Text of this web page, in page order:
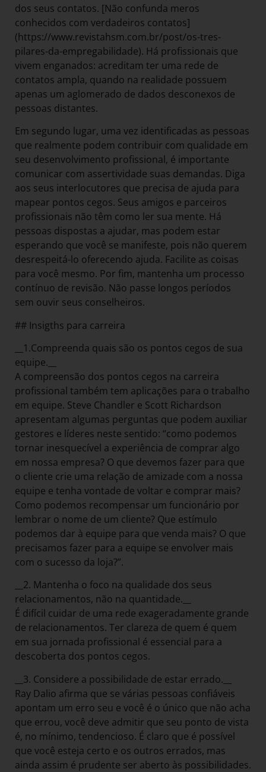
dos seus contatos. [Não confunda meros
conhecidos com verdadeiros contatos]
(https://www.revistahsm.com.br/post/os-tres-
pilares-da-empregabilidade). Há profissionais que
vivem enganados: acreditam ter uma rede de
contatos ampla, quando na realidade possuem
apenas um aglomerado de dados desconexos de
pessoas distantes.
Em segundo lugar, uma vez identificadas as pessoas
que realmente podem contribuir com qualidade em
seu desenvolvimento profissional, é importante
comunicar com assertividade suas demandas. Diga
aos seus interlocutores que precisa de ajuda para
mapear pontos cegos. Seus amigos e parceiros
profissionais não têm como ler sua mente. Há
pessoas dispostas a ajudar, mas podem estar
esperando que você se manifeste, pois não querem
desrespeitá-lo oferecendo ajuda. Facilite as coisas
para você mesmo. Por fim, mantenha um processo
contínuo de revisão. Não passe longos períodos
sem ouvir seus conselheiros.
## Insigths para carreira
__1.Compreenda quais são os pontos cegos de sua
equipe.__
A compreensão dos pontos cegos na carreira
profissional também tem aplicações para o trabalho
em equipe. Steve Chandler e Scott Richardson
apresentam algumas perguntas que podem auxiliar
gestores e líderes neste sentido: “como podemos
tornar inesquecível a experiência de comprar algo
em nossa empresa? O que devemos fazer para que
o cliente crie uma relação de amizade com a nossa
equipe e tenha vontade de voltar e comprar mais?
Como podemos recompensar um funcionário por
lembrar o nome de um cliente? Que estímulo
podemos dar à equipe para que venda mais? O que
precisamos fazer para a equipe se envolver mais
com o sucesso da loja?”.
__2. Mantenha o foco na qualidade dos seus
relacionamentos, não na quantidade.__
É difícil cuidar de uma rede exageradamente grande
de relacionamentos. Ter clareza de quem é quem
em sua jornada profissional é essencial para a
descoberta dos pontos cegos.
__3. Considere a possibilidade de estar errado.__
Ray Dalio afirma que se várias pessoas confiáveis
apontam um erro seu e você é o único que não acha
que errou, você deve admitir que seu ponto de vista
é, no mínimo, tendencioso. É claro que é possível
que você esteja certo e os outros errados, mas
ainda assim é prudente ser aberto às possibilidades.